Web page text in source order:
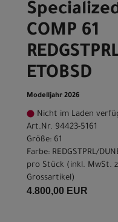
COMP 61
ETOBSD
Modelljahr 2026
Nicht im Laden
Art.Nr. 94423-5161
Größe: 61
Farbe: REDGSTPRL/
pro Stück (inkl. MwSt.
Grossartikel)
4.800,00 EUR